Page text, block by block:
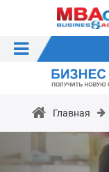
Главная